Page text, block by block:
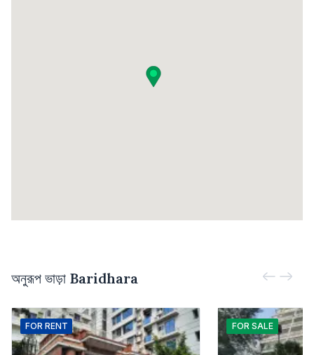
অনুরূপ ভাড়া Baridhara
FOR RENT FOR SALE